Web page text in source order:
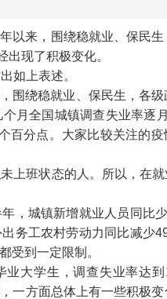
以来，围绕稳就业、保民
现了积极变化。
如上表述。
围绕稳就业、保民生，各
月全国城镇调查失业率逐
百分点。大家比较关注的疫
上班状态的人。所以，在
，城镇新增就业人员同比少
务工农村劳动力同比减少
受到一定限制。
大学生，调查失业率达到
一方面总体上有一些积极